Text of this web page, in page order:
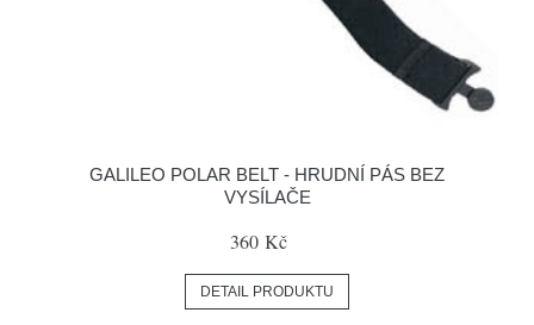
GALILEO POLAR BELT - HRUDNÍ PÁS BEZ
VYSÍLAČE
360 Kč
DETAIL PRODUKTU